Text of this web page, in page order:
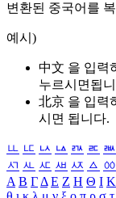
변환된 중국어를
예시)
中文 을 입력
누르시면됩
北京 을 입력
시면 됩니다.
ㅥ ㅦ ㅧ ㅨ ㅩ ㅪ ㅫ
ㅺ ㅻ ㅼ ㅽ ㅾ ㅿ ㆀ
Α Β ΓΔ Ε Ζ Η Θ Ι Κ